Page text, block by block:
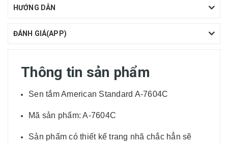
HƯỚNG DẪN
ĐÁNH GIÁ(APP)
Thông tin sản phẩm
Sen tắm American Standard A-7604C
Mã sản phẩm: A-7604C
Sản phẩm có thiết kế trang nhã chắc hẳn sẽ